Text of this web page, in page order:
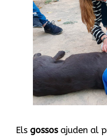
Els gossos ajuden al